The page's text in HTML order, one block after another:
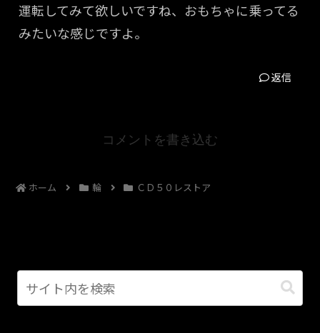
運転してみて欲しいですね、おもちゃに乗ってる
みたいな感じですよ。
返信
コメントを書き込む
ホーム 輪 ＣＤ５０レストア